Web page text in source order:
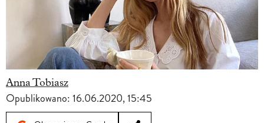
Anna Tobiasz
Opublikowano:16.06.2020, 15:45